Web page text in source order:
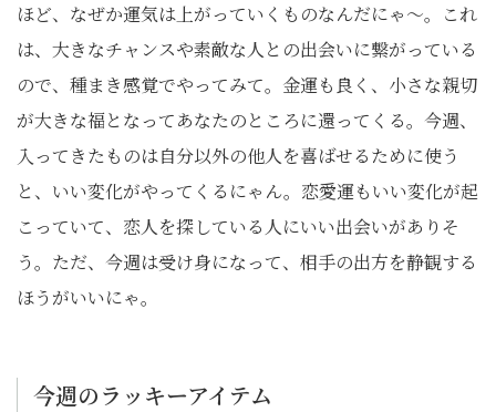
ほど、なぜか運気は上がっていくものなんだにゃ〜。これ
は、大きなチャンスや素敵な人との出会いに繋がっている
ので、種まき感覚でやってみて。金運も良く、小さな親切
が大きな福となってあなたのところに還ってくる。今週、
入ってきたものは自分以外の他人を喜ばせるために使う
と、いい変化がやってくるにゃん。恋愛運もいい変化が起
こっていて、恋人を探している人にいい出会いがありそ
う。ただ、今週は受け身になって、相手の出方を静観する
ほうがいいにゃ。
今週のラッキーアイテム